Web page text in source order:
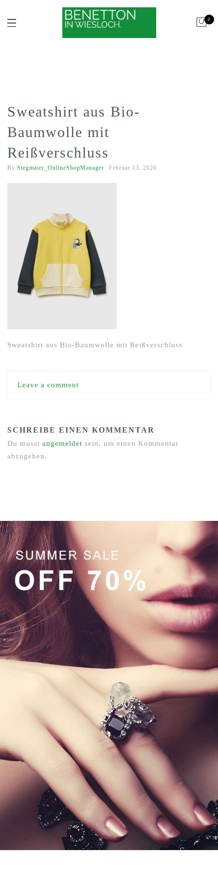
0
Sweatshirt aus Bio-
Baumwolle mit
Reißverschluss
By Stegmaier_OnlineShopManager Februar 13, 2026
Sweatshirt aus Bio-Baumwolle mit Reißverschluss
Leave a comment
SCHREIBE EINEN KOMMENTAR
Du musst angemeldet sein, um einen Kommentar
abzugeben.